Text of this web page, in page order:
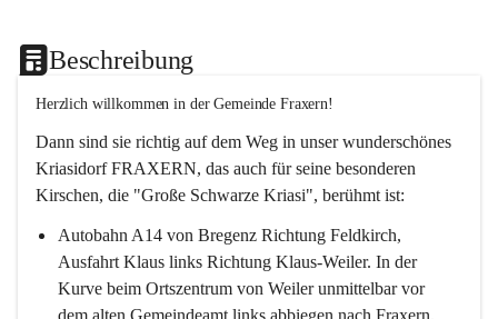
Beschreibung
Herzlich willkommen in der Gemeinde Fraxern!
Dann sind sie richtig auf dem Weg in unser wunderschönes
Kriasidorf FRAXERN, das auch für seine besonderen
Kirschen, die "Große Schwarze Kriasi", berühmt ist:
Autobahn A14 von Bregenz Richtung Feldkirch,
Ausfahrt Klaus links Richtung Klaus-Weiler. In der
Kurve beim Ortszentrum von Weiler unmittelbar vor
dem alten Gemeindeamt links abbiegen nach Fraxern.